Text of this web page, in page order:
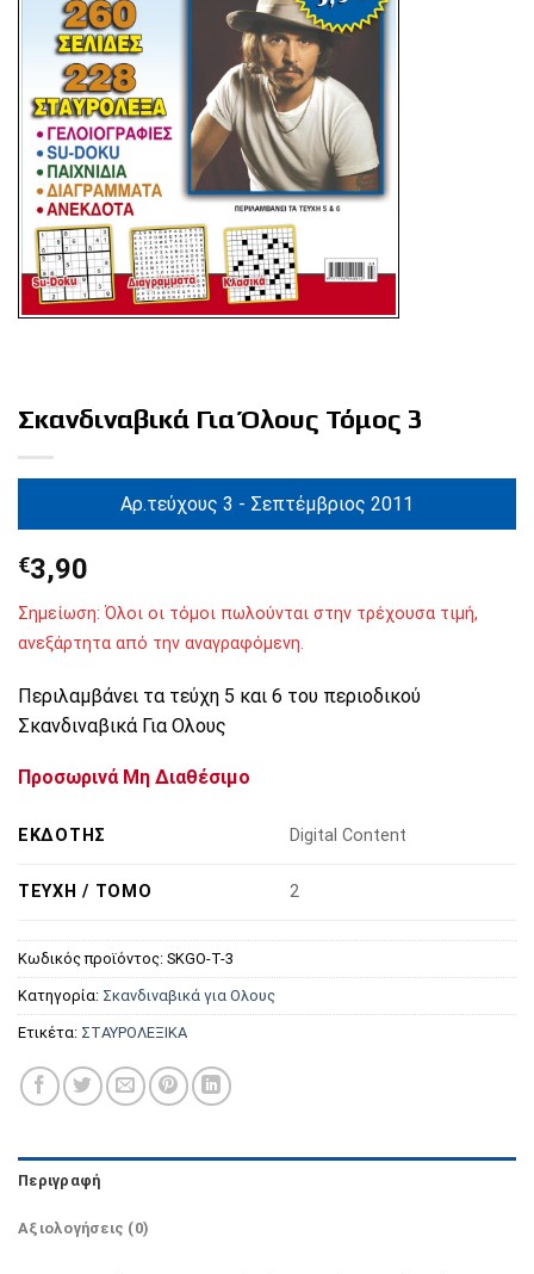
Σκανδιναβικά Για Όλους Τόμος 3
Αρ.τεύχους 3 - Σεπτέμβριος 2011
€3,90
Σημείωση: Όλοι οι τόμοι πωλούνται στην τρέχουσα τιμή,
ανεξάρτητα από την αναγραφόμενη.
Περιλαμβάνει τα τεύχη 5 και 6 του περιοδικού
Σκανδιναβικά Για Ολους
Προσωρινά Μη Διαθέσιμο
ΕΚΔΌΤΗΣ Digital Content
ΤΕΎΧΗ / ΤΌΜΟ 2
Κωδικός προϊόντος: SKGO-T-3
Κατηγορία: Σκανδιναβικά για Ολους
Ετικέτα: ΣΤΑΥΡΟΛΕΞΙΚΑ
Περιγραφή
Αξιολογήσεις (0)